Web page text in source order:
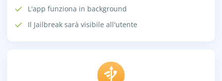
L'app funziona in background
Il Jailbreak sarà visibile all'utente